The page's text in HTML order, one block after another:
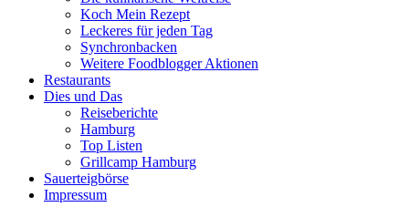
Koch Mein Rezept
Leckeres für jeden Tag
Synchronbacken
Weitere Foodblogger Aktionen
Restaurants
Dies und Das
Reiseberichte
Hamburg
Top Listen
Grillcamp Hamburg
Sauerteigbörse
Impressum